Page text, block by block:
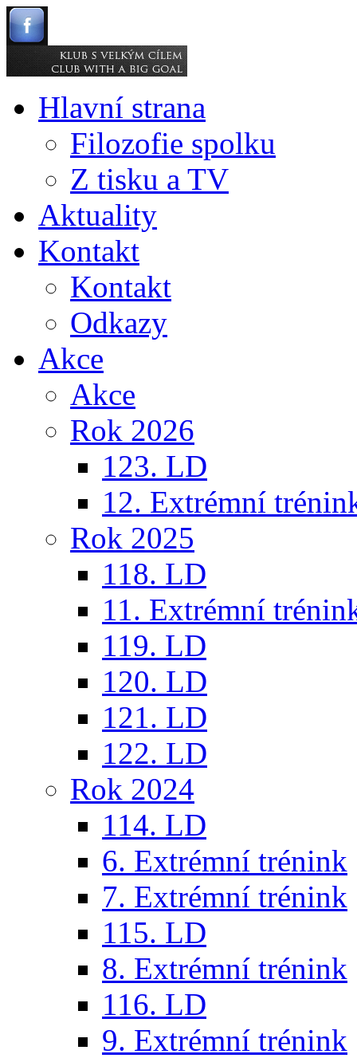
Hlavní strana
Filozofie spolku
Z tisku a TV
Aktuality
Kontakt
Kontakt
Odkazy
Akce
Akce
Rok 2026
123. LD
12. Extrémní
Rok 2025
118. LD
11. Extrémní
119. LD
120. LD
121. LD
122. LD
Rok 2024
114. LD
6. Extrémní trénink
7. Extrémní trénink
115. LD
8. Extrémní trénink
116. LD
9. Extrémní trénink